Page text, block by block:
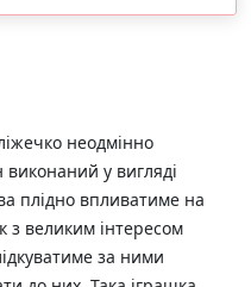
неодмінно
у вигляді
плідно впливатиме на
з великим інтересом
за ними